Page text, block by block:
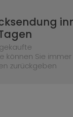
können Sie
zurückgeben